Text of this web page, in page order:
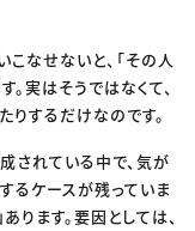
なせないと、「その人
実はそうではなくて、
するだけなのです。
されている中で、気が
るケースが残っていま
ます。要因としては、